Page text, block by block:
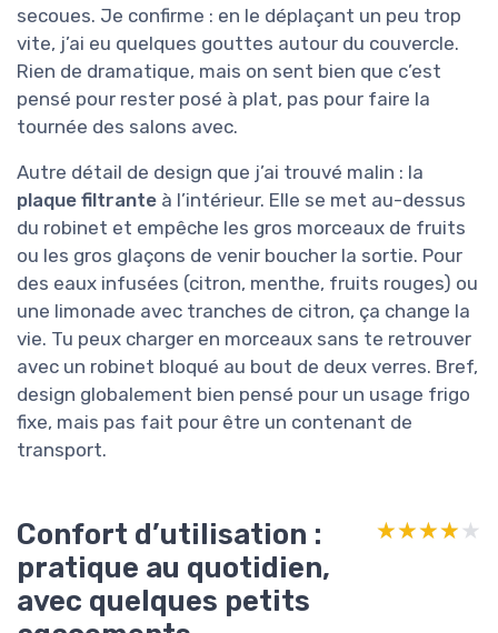
secoues. Je confirme : en le déplaçant un peu trop
vite, j’ai eu quelques gouttes autour du couvercle.
Rien de dramatique, mais on sent bien que c’est
pensé pour rester posé à plat, pas pour faire la
tournée des salons avec.
Autre détail de design que j’ai trouvé malin : la
plaque filtrante à l’intérieur. Elle se met au-dessus
du robinet et empêche les gros morceaux de fruits
ou les gros glaçons de venir boucher la sortie. Pour
des eaux infusées (citron, menthe, fruits rouges) ou
une limonade avec tranches de citron, ça change la
vie. Tu peux charger en morceaux sans te retrouver
avec un robinet bloqué au bout de deux verres. Bref,
design globalement bien pensé pour un usage frigo
fixe, mais pas fait pour être un contenant de
transport.
Confort d’utilisation :
pratique au quotidien,
avec quelques petits
★★★★★
★★★★★